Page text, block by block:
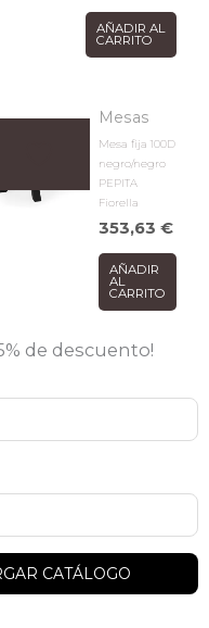
AÑADIR AL
CARRITO
Mesas
Mesa fija 100D
negro/negro
PEPITA
Fiorella
353,63€
AÑADIR
AL
CARRITO
de descuento!